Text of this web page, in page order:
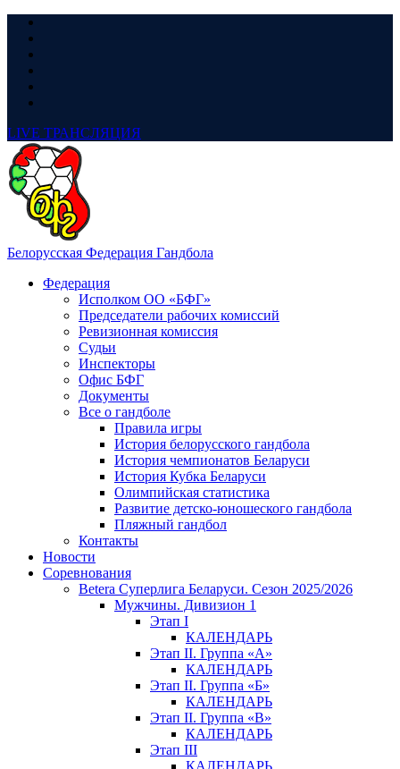
LIVE ТРАНСЛЯЦИЯ
Белорусская Федерация Гандбола
Федерация
Исполком ОО «БФГ»
Председатели рабочих комиссий
Ревизионная комиссия
Судьи
Инспекторы
Офис БФГ
Документы
Все о гандболе
Правила игры
История белорусского гандбола
История чемпионатов Беларуси
История Кубка Беларуси
Олимпийская статистика
Развитие детско-юношеского гандбола
Пляжный гандбол
Контакты
Новости
Соревнования
Betera Суперлига Беларуси. Сезон 2025/2026
Мужчины. Дивизион 1
Этап I
КАЛЕНДАРЬ
Этап II. Группа «А»
КАЛЕНДАРЬ
Этап II. Группа «Б»
КАЛЕНДАРЬ
Этап II. Группа «В»
КАЛЕНДАРЬ
Этап III
КАЛЕНДАРЬ